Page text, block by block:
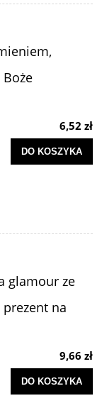
6,52 zł
DO KOSZYKA
glamour ze
na
9,66 zł
DO KOSZYKA